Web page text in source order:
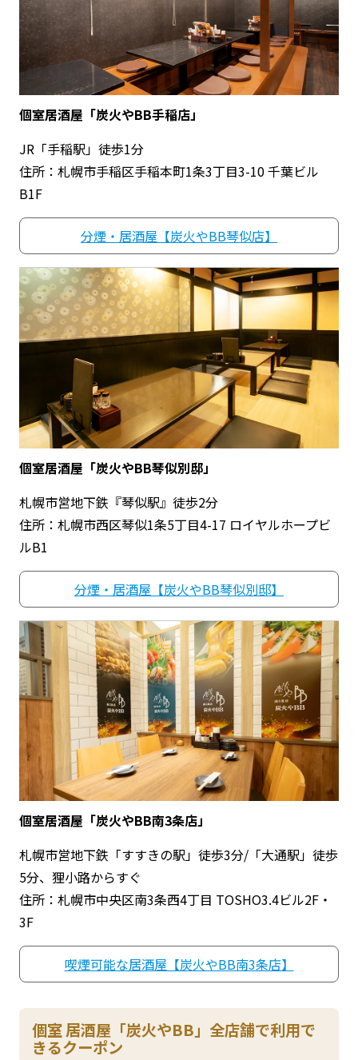
個室居酒屋「炭火やBB手稲店」
JR「手稲駅」徒歩1分
住所：札幌市手稲区手稲本町1条3丁目3-10 千葉ビル
B1F
分煙・居酒屋【炭火やBB琴似店】
個室居酒屋「炭火やBB琴似別邸」
札幌市営地下鉄『琴似駅』徒歩2分
住所：札幌市西区琴似1条5丁目4-17 ロイヤルホープビ
ルB1
分煙・居酒屋【炭火やBB琴似別邸】
個室居酒屋「炭火やBB南3条店」
札幌市営地下鉄「すすきの駅」徒歩3分/「大通駅」徒歩
5分、狸小路からすぐ
住所：札幌市中央区南3条西4丁目 TOSHO3.4ビル2F・
3F
喫煙可能な居酒屋【炭火やBB南3条店】
個室 居酒屋「炭火やBB」全店舗で利用で
きるクーポン